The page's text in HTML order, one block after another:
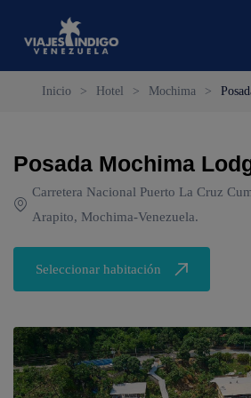
Destinos
Destinos
🔍 Sol y Playa
🔍 Sol y Playa
🌴 Margarita
🌴 Cubagua
🌴 Los Roques
🌴 Anzoátegui
🔍 Naturaleza y Ciudad
🌴 Caracas
🌴 Canaima
🌴 Delta del Orinoco
🌴 Colonia Tovar
Vuelos
Apartamentos
Cruceros
Inicio > Hotel > Mochima >
Posada Mochima
Carretera Nacional Puerto La Cruz
Arapito, Mochima-Venezuela.
Seleccionar habitación